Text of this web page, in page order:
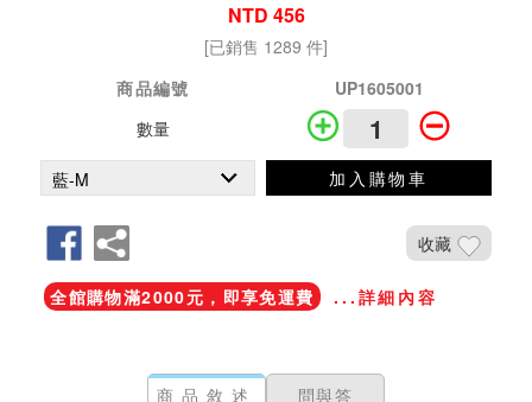
NTD 456
[已銷售 1289 件]
商品編號
UP1605001
數量
加入購物車
收藏
全館購物滿2000元，即享免運費 ...詳細內容
商品敘述 問與答